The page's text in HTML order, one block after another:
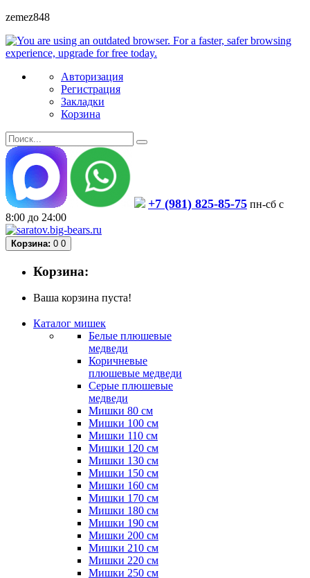
zemez848
Авторизация
Регистрация
Закладки
Корзина
+7 (981) 825-85-75 пн-сб с
8:00 до 24:00
Корзина: 0 0
Корзина:
Ваша корзина пуста!
Каталог мишек
Белые плюшевые
медведи
Коричневые
плюшевые медведи
Серые плюшевые
медведи
Мишки 80 см
Мишки 100 см
Мишки 110 см
Мишки 120 см
Мишки 130 см
Мишки 150 см
Мишки 160 см
Мишки 170 см
Мишки 180 см
Мишки 190 см
Мишки 200 см
Мишки 210 см
Мишки 220 см
Мишки 250 см